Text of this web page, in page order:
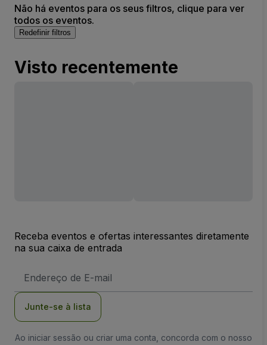
Não há eventos para os seus filtros, clique para ver
todos os eventos.
Redefinir filtros
Visto recentemente
Receba eventos e ofertas interessantes diretamente
na sua caixa de entrada
de
Junte-se à lista
Ao iniciar sessão ou criar uma conta, concorda com o nosso